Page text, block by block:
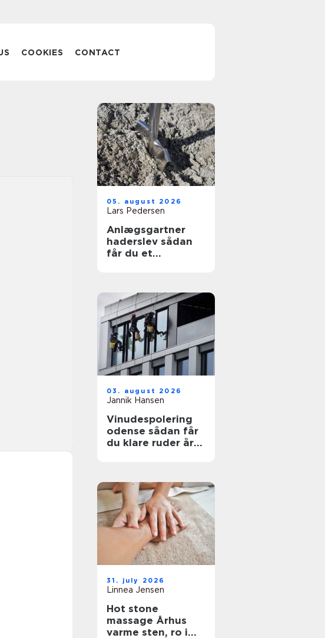
COOKIES CONTACT
05. august 2026
Lars Pedersen
Anlægsgartner
haderslev sådan
får du et
03. august 2026
Jannik Hansen
Vinudespolering
odense sådan får
du klare ruder året
31. july 2026
Linnea Jensen
Hot stone
massage Århus
varme sten, ro i